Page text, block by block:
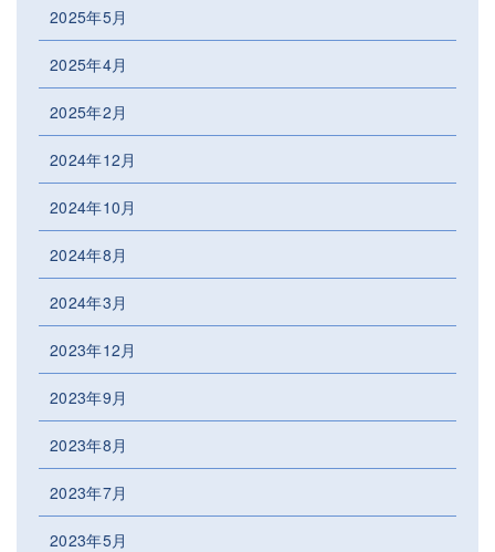
2025年5月
2025年4月
2025年2月
2024年12月
2024年10月
2024年8月
2024年3月
2023年12月
2023年9月
2023年8月
2023年7月
2023年5月